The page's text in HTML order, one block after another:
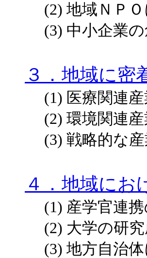
(2) 地域ＮＰ
(3) 中小企業
３．地域に密
(1) 医療関連
(2) 環境関連
(3) 戦略的な
４．地域にお
(1) 産学官連
(2) 大学の研
(3) 地方自治